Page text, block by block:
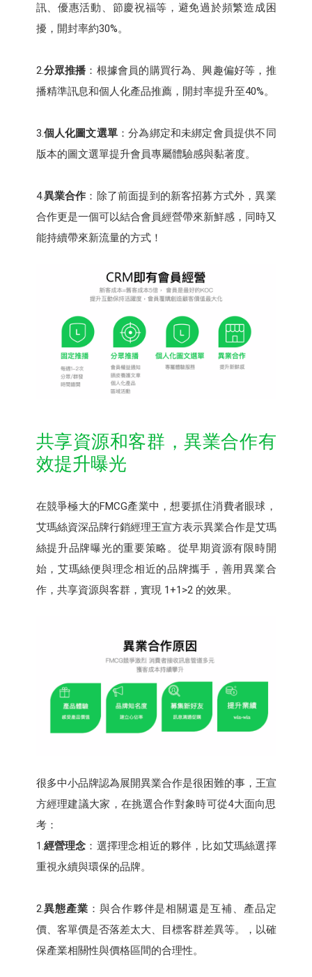
訊、優惠活動、節慶祝福等，避免過於頻繁造成困
擾，開封率約30%。
2.分眾推播 ：根據會員的購買行為、興趣偏好等，推
播精準訊息和個人化產品推薦，開封率提升至40%。
3.個人化圖文選單：分為綁定和未綁定會員提供不同
版本的圖文選單提升會員專屬體驗感與黏著度。
4.異業合作 ：除了前面提到的新客招募方式外，異業
合作更是一個可以結合會員經營帶來新鮮感，同時又
能持續帶來新流量的方式！
共享資源和客群，異業合作有
效提升曝光
在競爭極大的FMCG產業中，想要抓住消費者眼球，
艾瑪絲資深品牌行銷經理王宣方表示異業合作是艾瑪
絲提升品牌曝光的重要策略。從早期資源有限時開
始，艾瑪絲便與理念相近的品牌攜手，善用異業合
作，共享資源與客群，實現 1+1>2 的效果。
很多中小品牌認為展開異業合作是很困難的事，王宣
方經理建議大家，在挑選合作對象時可從4大面向思
考：
1.經營理念 ：選擇理念相近的夥伴，比如艾瑪絲選擇
重視永續與環保的品牌。
2.異態產業 ：與合作夥伴是相關還是互補、產品定
價、客單價是否落差太大、目標客群差異等。，以確
保產業相關性與價格區間的合理性。